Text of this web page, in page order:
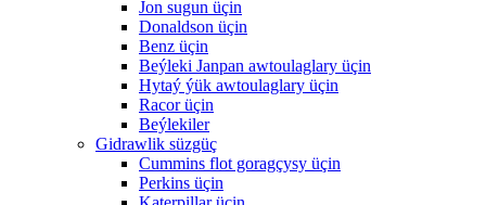
Jon sugun üçin
Donaldson üçin
Benz üçin
Beýleki Janpan awtoulaglary üçin
Hytaý ýük awtoulaglary üçin
Racor üçin
Beýlekiler
Gidrawlik süzgüç
Cummins flot goragçysy üçin
Perkins üçin